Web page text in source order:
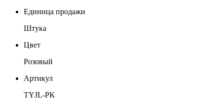
Единица продажи
Штука
Цвет
Розовый
Артикул
TYJL-PK